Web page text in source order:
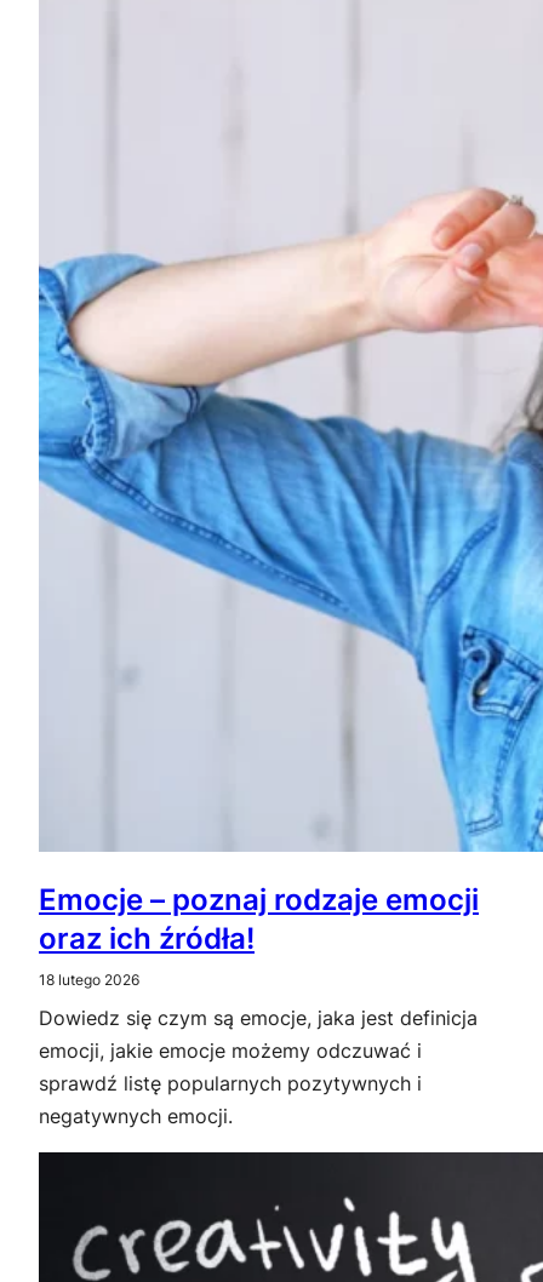
Emocje – poznaj rodzaje emocji
oraz ich źródła!
18 lutego 2026
Dowiedz się czym są emocje, jaka jest definicja
emocji, jakie emocje możemy odczuwać i
sprawdź listę popularnych pozytywnych i
negatywnych emocji.